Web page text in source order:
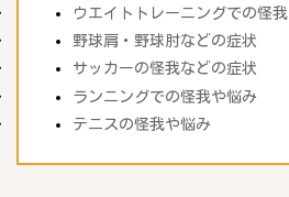
ウエイトトレーニングでの怪我
野球肩・野球肘などの症状
サッカーの怪我などの症状
ランニングでの怪我や悩み
テニスの怪我や悩み